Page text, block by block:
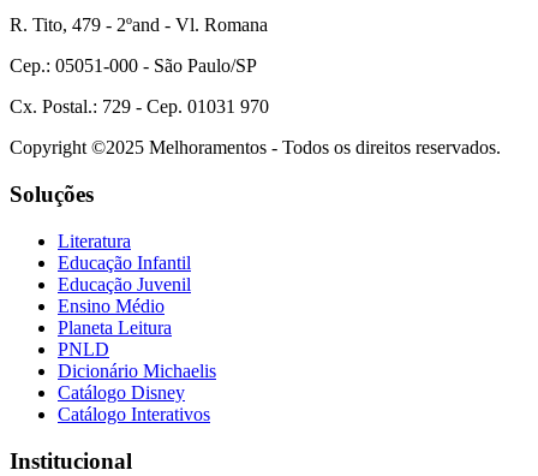
R. Tito, 479 - 2ºand - Vl. Romana
Cep.: 05051-000 - São Paulo/SP
Cx. Postal.: 729 - Cep. 01031 970
Copyright ©2025 Melhoramentos - Todos os direitos reservados.
Soluções
Literatura
Educação Infantil
Educação Juvenil
Ensino Médio
Planeta Leitura
PNLD
Dicionário Michaelis
Catálogo Disney
Catálogo Interativos
Institucional